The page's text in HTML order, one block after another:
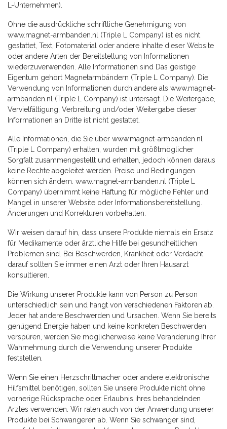
L-Unternehmen).
Ohne die ausdrückliche schriftliche Genehmigung von
www.magnet-armbanden.nl (Triple L Company) ist es nicht
gestattet, Text, Fotomaterial oder andere Inhalte dieser Website
oder andere Arten der Bereitstellung von Informationen
wiederzuverwenden. Alle Informationen sind Das geistige
Eigentum gehört Magnetarmbändern (Triple L Company). Die
Verwendung von Informationen durch andere als www.magnet-
armbanden.nl (Triple L Company) ist untersagt. Die Weitergabe,
Vervielfältigung, Verbreitung und/oder Weitergabe dieser
Informationen an Dritte ist nicht gestattet.
Alle Informationen, die Sie über www.magnet-armbanden.nl
(Triple L Company) erhalten, wurden mit größtmöglicher
Sorgfalt zusammengestellt und erhalten, jedoch können daraus
keine Rechte abgeleitet werden. Preise und Bedingungen
können sich ändern. www.magnet-armbanden.nl (Triple L
Company) übernimmt keine Haftung für mögliche Fehler und
Mängel in unserer Website oder Informationsbereitstellung.
Änderungen und Korrekturen vorbehalten.
Wir weisen darauf hin, dass unsere Produkte niemals ein Ersatz
für Medikamente oder ärztliche Hilfe bei gesundheitlichen
Problemen sind. Bei Beschwerden, Krankheit oder Verdacht
darauf sollten Sie immer einen Arzt oder Ihren Hausarzt
konsultieren.
Die Wirkung unserer Produkte kann von Person zu Person
unterschiedlich sein und hängt von verschiedenen Faktoren ab.
Jeder hat andere Beschwerden und Ursachen. Wenn Sie bereits
genügend Energie haben und keine konkreten Beschwerden
verspüren, werden Sie möglicherweise keine Veränderung Ihrer
Wahrnehmung durch die Verwendung unserer Produkte
feststellen.
Wenn Sie einen Herzschrittmacher oder andere elektronische
Hilfsmittel benötigen, sollten Sie unsere Produkte nicht ohne
vorherige Rücksprache oder Erlaubnis ihres behandelnden
Arztes verwenden. Wir raten auch von der Anwendung unserer
Produkte bei Schwangeren ab. Wenn Sie schwanger sind,